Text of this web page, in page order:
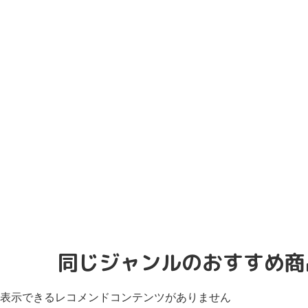
同じジャンルのおすすめ
表示できるレコメンドコンテンツがありません